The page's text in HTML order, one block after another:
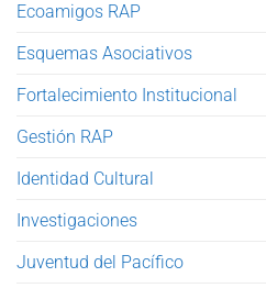
Ecoamigos RAP
Esquemas Asociativos
Fortalecimiento Institucional
Gestión RAP
Identidad Cultural
Investigaciones
Juventud del Pacífico